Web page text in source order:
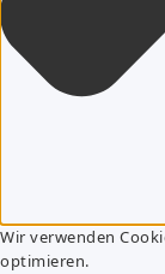
Wir verwenden
optimieren.